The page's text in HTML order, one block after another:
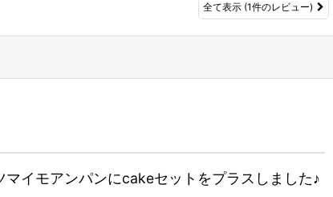
全て表示 (1件のレビュー)
イモアンパンにcakeセットをプラスしました♪